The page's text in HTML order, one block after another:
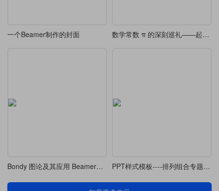
一个Beamer制作的封面 数学常数 π 的深刻巡礼——起源、演化、等式与轶事
Bondy 图论及其应用 Beamer排版练习 PPT样式模板----排列组合专题复习